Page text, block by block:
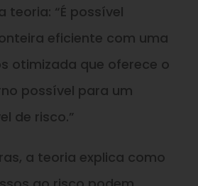
teoria: “É possível
eficiente com uma
otimizada que oferece o
possível para um
de risco.”
a teoria explica como